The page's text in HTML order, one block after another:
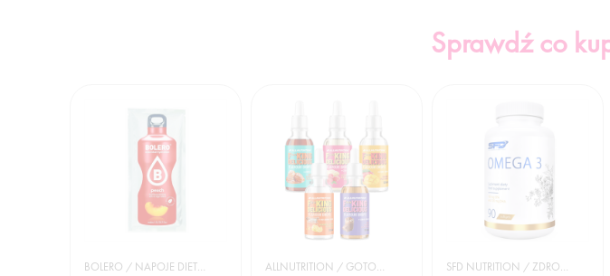
Sprawdź co
BOLERO / NAPOJE DIETETYCZNE ALLNUTRITION / GOTOWANIE I DIETA SFD NUTRITION / ZDROWIE